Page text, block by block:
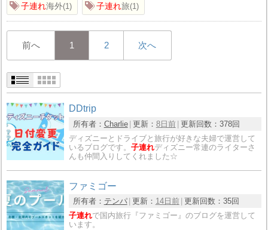
子連れ海外 1 子連れ旅 1
前へ 1 2 次へ
DDtrip
所有者： Charlie 更新： 8日前 更新回数： 378回
ディズニーとドライブと旅行が好きな夫婦で運営して
いるブログです。子連れディズニー常連のライターさ
んも仲間入りしてくれました☆
ファミゴー
所有者： テンパ 更新： 14日前 更新回数： 35回
子連れで国内旅行『ファミゴー』のブログを運営して
います。